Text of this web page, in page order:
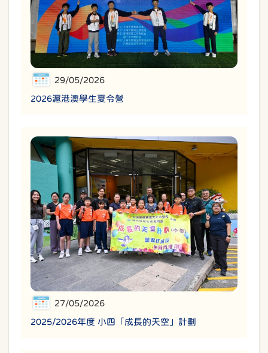
29/05/2026
2026滬港澳學生夏令營
27/05/2026
2025/2026年度 小四「成長的天空」計劃